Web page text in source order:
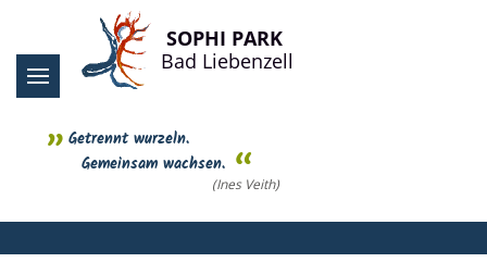
SOPHI PARK
Bad Liebenzell
Getrennt wurzeln.
Gemeinsam wachsen.
(Ines Veith)